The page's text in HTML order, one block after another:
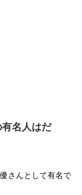
名人はだ
さんとして有名で